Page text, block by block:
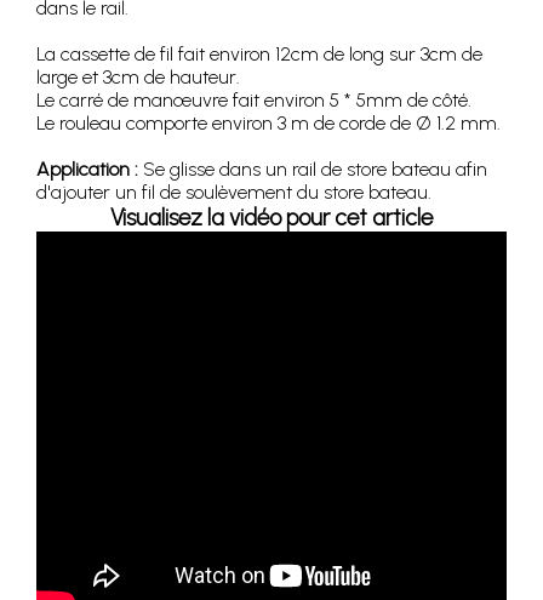
dans le rail.
La cassette de fil fait environ 12cm de long sur 3cm de
large et 3cm de hauteur.
Le carré de manœuvre fait environ 5 * 5mm de côté.
Le rouleau comporte environ 3 m de corde de Ø 1.2 mm.
Application : Se glisse dans un rail de store bateau afin
d'ajouter un fil de soulèvement du store bateau.
Visualisez la vidéo pour cet article